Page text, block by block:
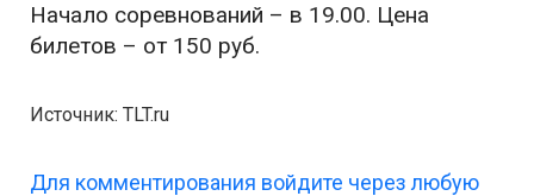
Начало соревнований – в 19.00. Цена
билетов – от 150 руб.
Источник: TLT.ru
Для комментирования войдите через любую